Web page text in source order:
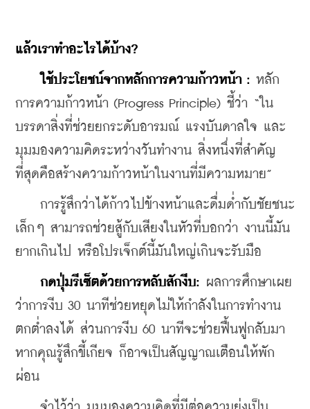
แล้วเราทำอะไรได้บ้าง?
ใช้ประโยชน์จากหลักการความก้าวหน้า : หลัก
การความก้าวหน้า (Progress Principle) ชี้ว่า “ใน
บรรดาสิ่งที่ช่วยยกระดับอารมณ์ แรงบันดาลใจ และ
มุมมองความคิดระหว่างวันทำงาน สิ่งหนึ่งที่สำคัญ
ที่สุดคือสร้างความก้าวหน้าในงานที่มีความหมาย”
การรู้สึกว่าได้ก้าวไปข้างหน้าและดื่มด่ำกับชัยชนะ
เล็กๆ สามารถช่วยสู้กับเสียงในหัวที่บอกว่า งานนี้มัน
ยากเกินไป หรือโปรเจ็กต์นี้มันใหญ่เกินจะรับมือ
กดปุ่มรีเซ็ตด้วยการหลับสักงีบ: ผลการศึกษาเผย
ว่าการงีบ 30 นาทีช่วยหยุดไม่ให้กำลังในการทำงาน
ตกต่ำลงได้ ส่วนการงีบ 60 นาทีจะช่วยฟื้นฟูกลับมา
หากคุณรู้สึกขี้เกียจ ก็อาจเป็นสัญญาณเตือนให้พัก
ผ่อน